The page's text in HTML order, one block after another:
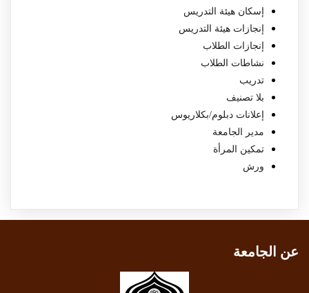
إسكان هيئة التدريس
إنجازات هيئة التدريس
إنجازات الطلاب
نشاطات الطلاب
تدريب
بلا تصنيف
إعلانات دبلوم/بكلاريوس
مدير الجامعة
تمكين المرأة
ورش
عن الجامعة